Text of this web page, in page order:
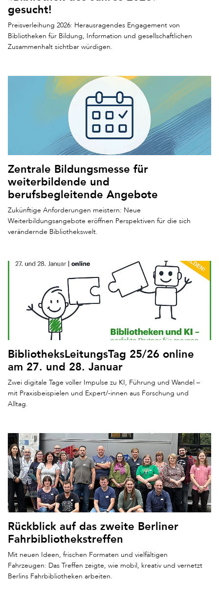
gesucht!
Preisverleihung 2026: Herausragendes Engagement von
Bibliotheken für Bildung, Information und gesellschaftlichen
Zusammenhalt sichtbar würdigen.
Zentrale Bildungsmesse für
weiterbildende und
berufsbegleitende Angebote
Zukünftige Anforderungen meistern: Neue
Weiterbildungsangebote eröffnen Perspektiven für die sich
verändernde Bibliothekswelt.
BibliotheksLeitungsTag 25/26 online
am 27. und 28. Januar
Zwei digitale Tage voller Impulse zu KI, Führung und Wandel –
mit Praxisbeispielen und Expert/-innen aus Forschung und
Alltag.
Rückblick auf das zweite Berliner
Fahrbibliothekstreffen
Mit neuen Ideen, frischen Formaten und vielfältigen
Fahrzeugen: Das Treffen zeigte, wie mobil, kreativ und vernetzt
Berlins Fahrbibliotheken arbeiten.